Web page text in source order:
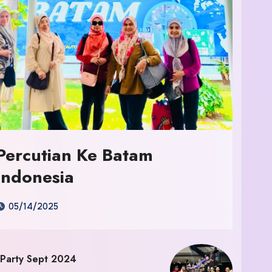
Ke Batam
05/14/2025
Sept 2024